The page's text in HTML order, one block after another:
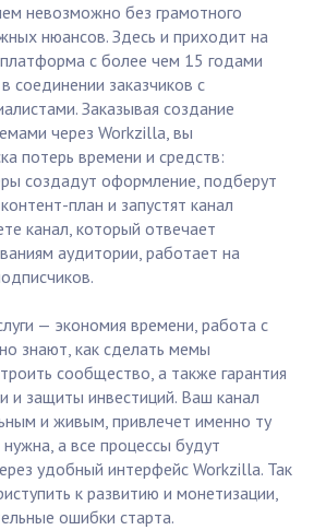
невозможно без грамотного
нюансов. Здесь и приходит на
с более чем 15 годами
соединении заказчиков с
Заказывая создание
через Workzilla, вы
потерь времени и средств:
создадут оформление, подберут
план и запустят канал
канал, который отвечает
аудитории, работает на
— экономия времени, работа с
знают, как сделать мемы
сообщество, а также гарантия
и защиты инвестиций. Ваш канал
и живым, привлечет именно ту
а все процессы будут
удобный интерфейс Workzilla. Так
к развитию и монетизации,
ошибки старта.